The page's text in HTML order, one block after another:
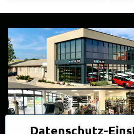
Datenschutz-